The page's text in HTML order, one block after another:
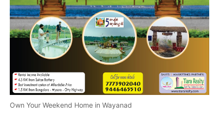
Own Your Weekend Home in Wayanad